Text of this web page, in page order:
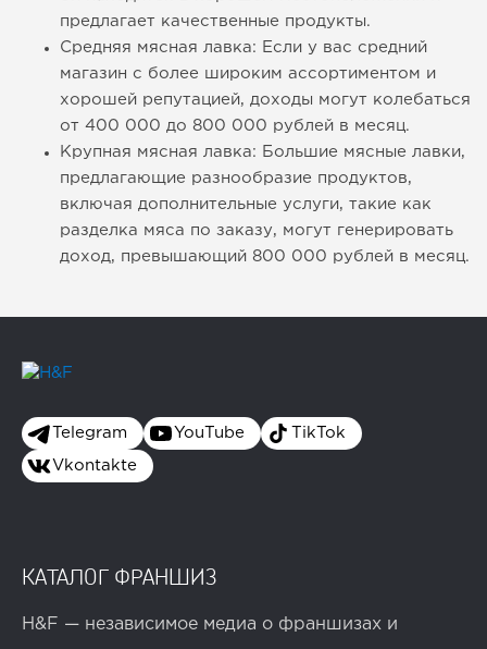
предлагает качественные продукты.
Средняя мясная лавка: Если у вас средний
магазин с более широким ассортиментом и
хорошей репутацией, доходы могут колебаться
от 400 000 до 800 000 рублей в месяц.
Крупная мясная лавка: Большие мясные лавки,
предлагающие разнообразие продуктов,
включая дополнительные услуги, такие как
разделка мяса по заказу, могут генерировать
доход, превышающий 800 000 рублей в месяц.
Telegram YouTube TikTok
Vkontakte
КАТАЛОГ ФРАНШИЗ
H&F — независимое медиа о франшизах и